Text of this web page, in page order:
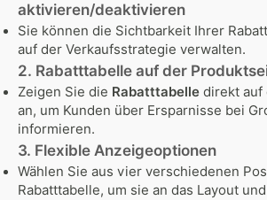
aktivieren/deaktivieren
Sie können die Sichtbarkeit Ihrer
auf der Verkaufsstrategie verwalten.
2. Rabatttabelle auf der
Zeigen Sie die Rabatttabelle direkt auf
an, um Kunden über Ersparnisse bei
informieren.
3. Flexible Anzeigeoptionen
Wählen Sie aus vier verschiedenen
Rabatttabelle, um sie an das Layout